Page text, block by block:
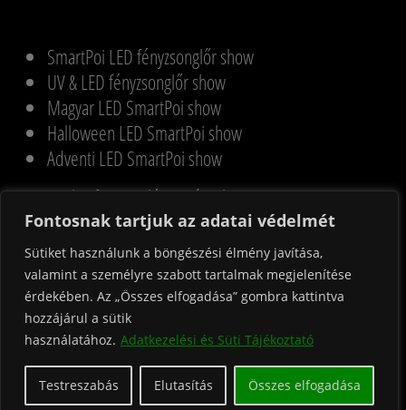
Fontosnak tartjuk az adatai védelmét
Sütiket használunk a böngészési élmény javítása,
valamint a személyre szabott tartalmak megjelenítése
érdekében. Az „Összes elfogadása” gombra kattintva
hozzájárul a sütik
használatához. Adatkezelési és Süti Tájékoztató
Testreszabás Elutasítás Összes elfogadása
SmartPoi LED fényzsonglőr show
UV & LED fényzsonglőr show
Magyar LED SmartPoi show
Halloween LED SmartPoi show
Adventi LED SmartPoi show
Karika, függöny légtornász show
Légtornász pezsgő szerviz
Páros akrobata show
Gólyalábas szórakoztatás
Cirkuszvarázs zsonglőr foglalkozás
© Tűzvarázs Produkció | +36 30 204 0061 |
hello@tuzvarazs.hu